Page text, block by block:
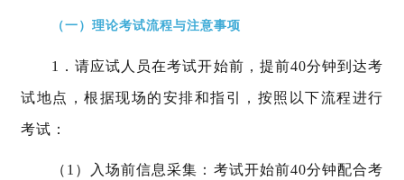
（一）理论考试流程与注意事项
1．请应试人员在考试开始前，提前40分钟到达考
试地点，根据现场的安排和指引，按照以下流程进行
考试：
（1）入场前信息采集：考试开始前40分钟配合考